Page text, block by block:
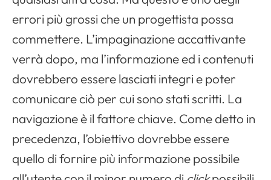
errori più grossi che un progettista possa
commettere. L’impaginazione accattivante
verrà dopo, ma l’informazione ed i contenuti
dovrebbero essere lasciati integri e poter
comunicare ciò per cui sono stati scritti. La
navigazione è il fattore chiave. Come detto in
precedenza, l’obiettivo dovrebbe essere
quello di fornire più informazione possibile